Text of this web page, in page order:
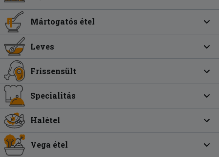
Mártogatós étel
Leves
Frissensült
Specialitás
Halétel
Vega étel